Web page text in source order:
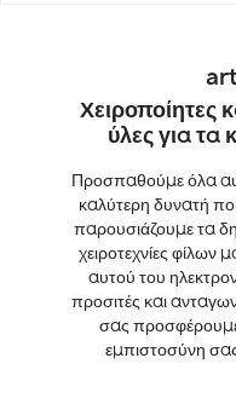
Χειροποίητες
ύλες για τα
Προσπαθούμε όλα
καλύτερη δυνατή
παρουσιάζουμε τα
χειροτεχνίες φίλων
αυτού του
προσιτές και
σας
εμπιστοσύνη